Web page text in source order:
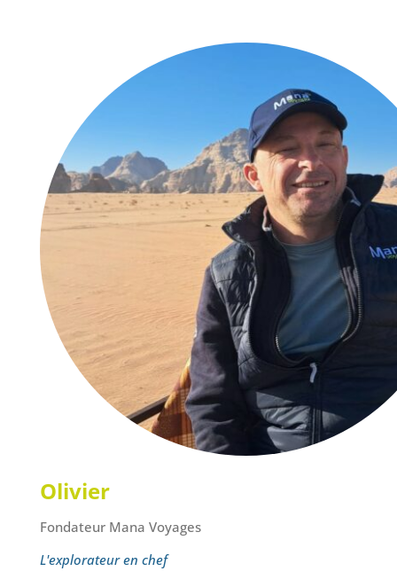
Olivier
Fondateur Mana Voyages
L'explorateur en chef